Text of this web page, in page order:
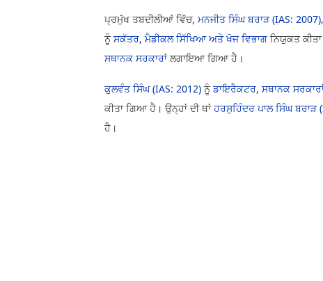
ਪ੍ਰਮੁੱਖ ਤਬਦੀਲੀਆਂ ਵਿੱਚ, ਮਨਜੀਤ ਸਿੰਘ ਬਰਾੜ (IAS: 2007)
ਨੂੰਸਕੱਤਰ, ਮੈਡੀਕਲ ਸਿੱਖਿਆ ਅਤੇ ਖੋਜ ਵਿਭਾਗ ਨਿਯੁਕਤ
ਸਥਾਨਕ ਸਰਕਾਰਾਂਲਗਾਇਆ ਗਿਆ ਹੈ।
ਕੁਲਵੰਤ ਸਿੰਘ (IAS: 2012)ਨੂੰਡਾਇਰੈਕਟਰ, ਸਥਾਨਕ
ਕੀਤਾ ਗਿਆ ਹੈ। ਉਨ੍ਹਾਂ ਦੀ ਥਾਂਹਰਸੁਹਿੰਦਰ ਪਾਲ ਸਿੰਘ ਬਰਾੜ
ਹੈ।